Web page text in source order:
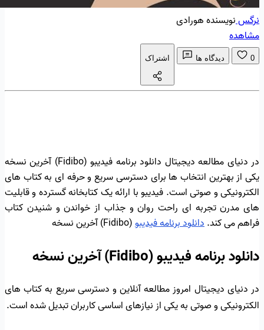
نرگسنویسنده هورادی
مشاهده
0 دیدگاه ها اشتراک
در دنیای مطالعه دیجیتال دانلود برنامه فیدیبو (Fidibo) آخرین نسخه
یکی از بهترین انتخاب ها برای دسترسی سریع و حرفه ای به کتاب های
الکترونیکی و صوتی است. فیدیبو با ارائه یک کتابخانه گسترده و قابلیت
های مدرن تجربه ای راحت روان و جذاب از خواندن و شنیدن کتاب
فراهم می کند.دانلود برنامه فیدیبو(Fidibo) آخرین نسخه
دانلود برنامه فیدیبو (Fidibo) آخرین نسخه
در دنیای دیجیتال امروز مطالعه آنلاین و دسترسی سریع به کتاب های
الکترونیکی و صوتی به یکی از نیازهای اساسی کاربران تبدیل شده است.